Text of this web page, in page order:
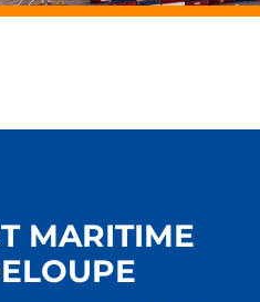
MARITIME